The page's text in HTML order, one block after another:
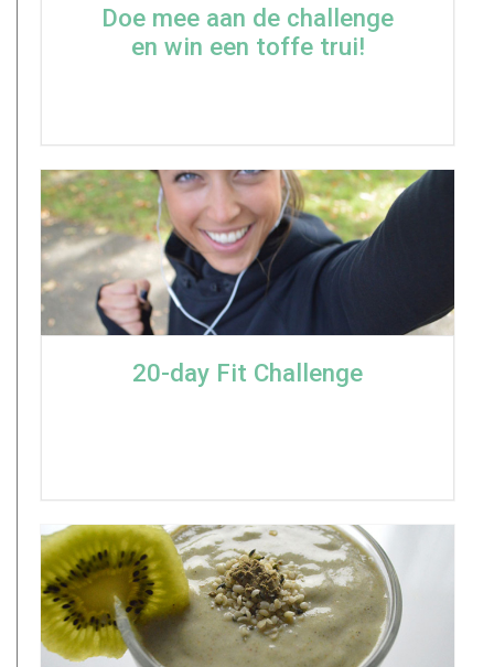
Doe mee aan de challenge
en win een toffe trui!
20-day Fit Challenge